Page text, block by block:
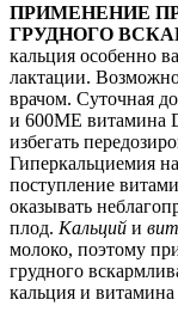
ПРИМЕНЕНИЕ
ГРУДНОГО
кальция особенно
лактации.
врачом. Суточная
и 600ME витамина
избегать
Гиперкальциемия
поступление
оказывать
плод. Кальций и
молоко, поэтому
грудного
кальция и